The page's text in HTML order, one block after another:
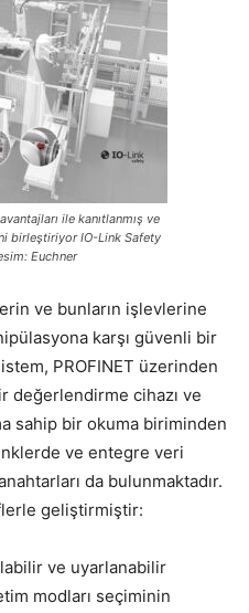
ile kanıtlanmış ve
birleştiriyor IO-Link Safety
Euchner
ve bunların işlevlerine
karşı güvenli bir
PROFINET üzerinden
değerlendirme cihazı ve
sahip bir okuma biriminden
ve entegre veri
da bulunmaktadır.
geliştirmiştir:
ve uyarlanabilir
modları seçiminin